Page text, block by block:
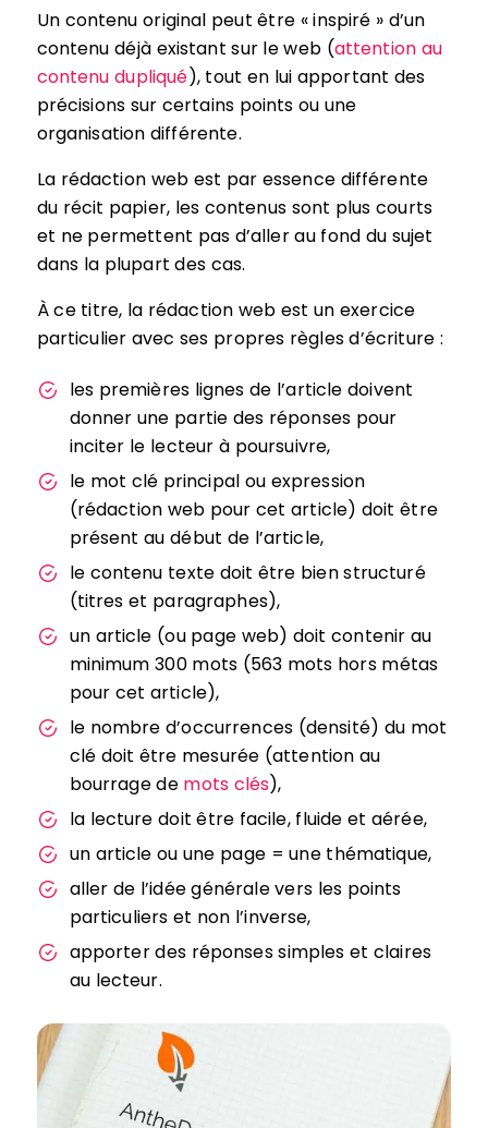
Un contenu original peut être « inspiré » d’un
contenu déjà existant sur le web (attention au
contenu dupliqué), tout en lui apportant des
précisions sur certains points ou une
organisation différente.
La rédaction web est par essence différente
du récit papier, les contenus sont plus courts
et ne permettent pas d’aller au fond du sujet
dans la plupart des cas.
À ce titre, la rédaction web est un exercice
particulier avec ses propres règles d’écriture :
les premières lignes de l’article doivent
donner une partie des réponses pour
inciter le lecteur à poursuivre,
le mot clé principal ou expression
(rédaction web pour cet article) doit être
présent au début de l’article,
le contenu texte doit être bien structuré
(titres et paragraphes),
un article (ou page web) doit contenir au
minimum 300 mots (563 mots hors métas
pour cet article),
le nombre d’occurrences (densité) du mot
clé doit être mesurée (attention au
bourrage de mots clés),
la lecture doit être facile, fluide et aérée,
un article ou une page = une thématique,
aller de l’idée générale vers les points
particuliers et non l’inverse,
apporter des réponses simples et claires
au lecteur.